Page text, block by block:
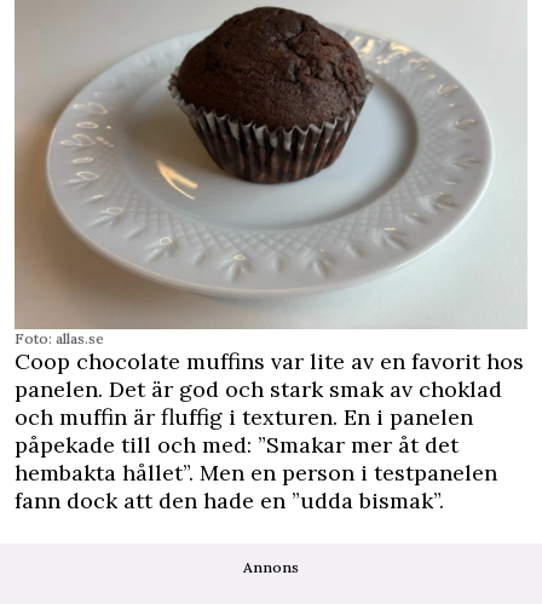
Foto: allas.se
Coop chocolate muffins var lite av en favorit hos
panelen. Det är god och stark smak av choklad
och muffin är fluffig i texturen. En i panelen
påpekade till och med: ”Smakar mer åt det
hembakta hållet”. Men en person i testpanelen
fann dock att den hade en ”udda bismak”.
Annons